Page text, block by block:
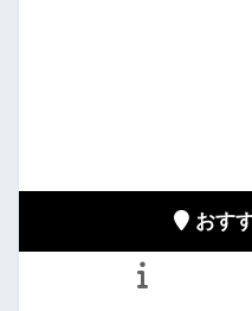
おす